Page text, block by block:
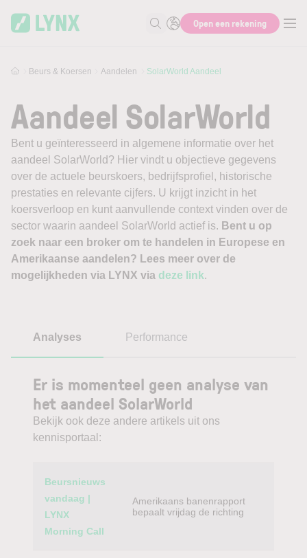
Zoek naar informatie
Open een rekening
Beurs & Koersen Aandelen SolarWorld Aandeel
Aandeel SolarWorld
Bent u geïnteresseerd in algemene informatie over het
aandeel SolarWorld? Hier vindt u objectieve gegevens
over de actuele beurskoers, bedrijfsprofiel, historische
prestaties en relevante cijfers. U krijgt inzicht in het
koersverloop en kunt aanvullende context vinden over de
sector waarin aandeel SolarWorld actief is. Bent u op
zoek naar een broker om te handelen in Europese en
Amerikaanse aandelen? Lees meer over de
mogelijkheden via LYNX via deze link.
Analyses Performance
Er is momenteel geen analyse van
het aandeel SolarWorld
Bekijk ook deze andere artikels uit ons
kennisportaal:
Category
Beursnieuws
vandaag |
LYNX
Morning Call
Amerikaans banenrapport
bepaalt vrijdag de richting